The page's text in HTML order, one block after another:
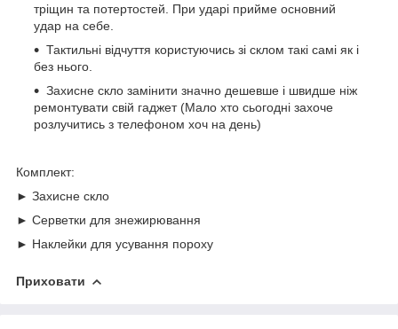
тріщин та потертостей. При ударі прийме основний
удар на себе.
Тактильні відчуття користуючись зі склом такі самі як і
без нього.
Захисне скло замінити значно дешевше і швидше ніж
ремонтувати свій гаджет (Мало хто сьогодні захоче
розлучитись з телефоном хоч на день)
Комплект:
► Захисне скло
► Серветки для знежирювання
► Наклейки для усування пороху
Приховати